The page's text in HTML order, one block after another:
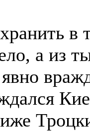
в
а из
явно